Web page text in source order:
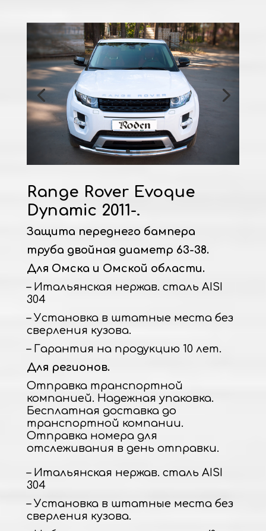
Range Rover Evoque
Dynamic 2011-.
Защита переднего бампера
труба двойная диаметр 63-38.
Для Омска и Омской области.
– Итальянская нержав. сталь AISI
304
– Установка в штатные места без
сверления кузова.
– Гарантия на продукцию 10 лет.
Для регионов.
Отправка транспортной
компанией. Надежная упаковка.
Бесплатная доставка до
транспортной компании.
Отправка номера для
отслеживания в день отправки.
– Итальянская нержав. сталь AISI
304
– Установка в штатные места без
сверления кузова.